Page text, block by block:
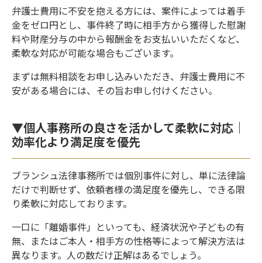
弁護士費用に不安を抱える方には、案件によっては着手
金をゼロ円とし、事件終了時に相手方から獲得した慰謝
料や財産分与の中から報酬金をお支払いいただくなど、
柔軟な対応が可能な場合もございます。
まずは無料相談をお申し込みいただき、弁護士費用に不
安がある場合には、その旨お申し付けください。
▼個人事務所の良さを活かして柔軟に対応｜
効率化より満足度を優先
ブランシュ法律事務所では個別事件に対し、単に法律論
だけで判断せず、依頼者様の満足度を優先し、できる限
り柔軟に対応しております。
一口に「離婚事件」といっても、経済状況や子どもの有
無、またはご本人・相手方の性格等によって解決方法は
異なります。人の数だけ正解はあるでしょう。